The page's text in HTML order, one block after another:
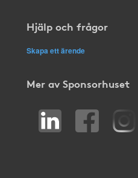
Hjälp och frågor
Skapa ett ärende
Mer av Sponsorhuset